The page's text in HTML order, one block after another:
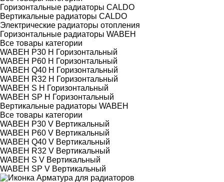
Горизонтальные радиаторы CALDO
Вертикальные радиаторы CALDO
Электрические радиаторы отопления
Горизонтальные радиаторы WABEH
Все товары категории
WABEH P30 H Горизонтальный
WABEH P60 H Горизонтальный
WABEH Q40 H Горизонтальный
WABEH R32 H Горизонтальный
WABEH S H Горизонтальный
WABEH SP H Горизонтальный
Вертикальные радиаторы WABEH
Все товары категории
WABEH P30 V Вертикальный
WABEH P60 V Вертикальный
WABEH Q40 V Вертикальный
WABEH R32 V Вертикальный
WABEH S V Вертикальный
WABEH SP V Вертикальный